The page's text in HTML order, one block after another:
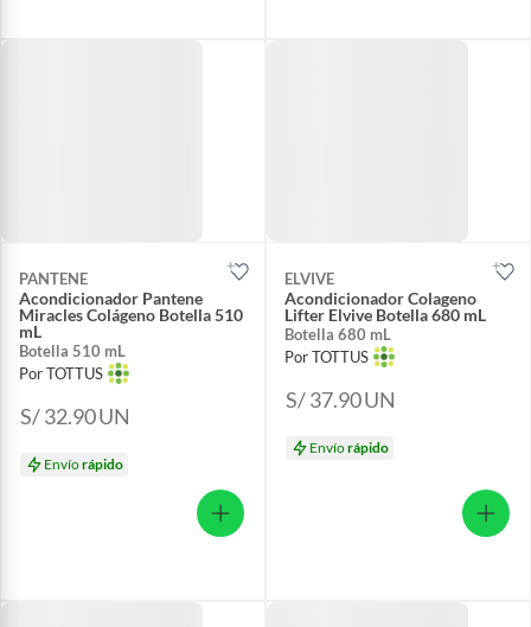
PANTENE
Acondicionador Pantene
Miracles Colágeno Botella 510
mL
Botella 510 mL
Por TOTTUS
S/ 32.90UN
Envíorápido
ELVIVE
Acondicionador Colageno
Lifter Elvive Botella 680 mL
Botella 680 mL
Por TOTTUS
S/ 37.90UN
Envíorápido